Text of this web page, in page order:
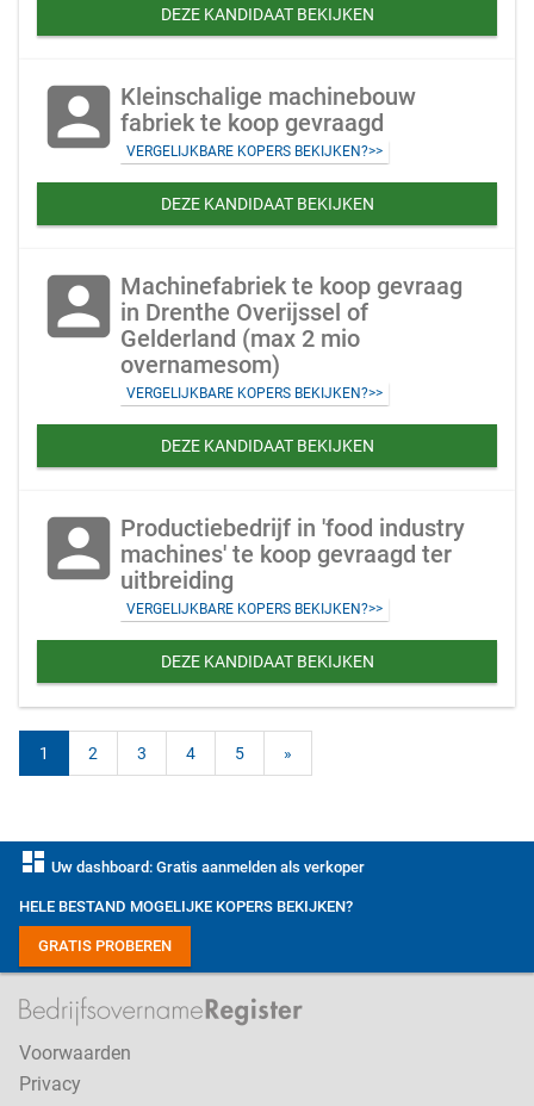
DEZE KANDIDAAT BEKIJKEN
account_box Kleinschalige machinebouw
fabriek te koop gevraagd
VERGELIJKBARE KOPERS BEKIJKEN?>>
DEZE KANDIDAAT BEKIJKEN
account_box Machinefabriek te koop gevraag
in Drenthe Overijssel of
Gelderland (max 2 mio
overnamesom)
VERGELIJKBARE KOPERS BEKIJKEN?>>
DEZE KANDIDAAT BEKIJKEN
account_box Productiebedrijf in 'food industry
machines' te koop gevraagd ter
uitbreiding
VERGELIJKBARE KOPERS BEKIJKEN?>>
DEZE KANDIDAAT BEKIJKEN
1 2 3 4 5 »
dashboard Uw dashboard: Gratis aanmelden als verkoper
HELE BESTAND MOGELIJKE KOPERS BEKIJKEN?
GRATIS PROBEREN
Voorwaarden
Privacy